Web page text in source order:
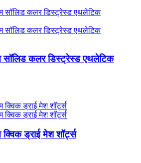
कलर डिस्ट्रेस्ड एथलेटिक
ड्राई मेश शॉर्ट्स